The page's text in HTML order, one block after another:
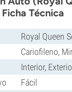
Técnica
Royal Queen
Cariofileno,
Interior,
Fácil